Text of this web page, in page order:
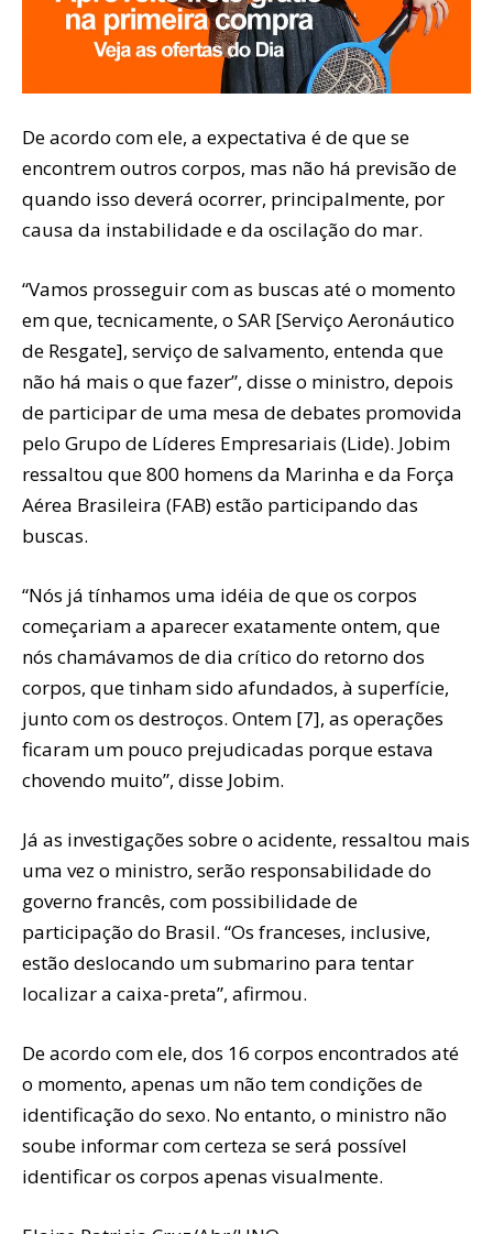
De acordo com ele, a expectativa é de que se
encontrem outros corpos, mas não há previsão de
quando isso deverá ocorrer, principalmente, por
causa da instabilidade e da oscilação do mar.
“Vamos prosseguir com as buscas até o momento
em que, tecnicamente, o SAR [Serviço Aeronáutico
de Resgate], serviço de salvamento, entenda que
não há mais o que fazer”, disse o ministro, depois
de participar de uma mesa de debates promovida
pelo Grupo de Líderes Empresariais (Lide). Jobim
ressaltou que 800 homens da Marinha e da Força
Aérea Brasileira (FAB) estão participando das
buscas.
“Nós já tínhamos uma idéia de que os corpos
começariam a aparecer exatamente ontem, que
nós chamávamos de dia crítico do retorno dos
corpos, que tinham sido afundados, à superfície,
junto com os destroços. Ontem [7], as operações
ficaram um pouco prejudicadas porque estava
chovendo muito”, disse Jobim.
Já as investigações sobre o acidente, ressaltou mais
uma vez o ministro, serão responsabilidade do
governo francês, com possibilidade de
participação do Brasil. “Os franceses, inclusive,
estão deslocando um submarino para tentar
localizar a caixa-preta”, afirmou.
De acordo com ele, dos 16 corpos encontrados até
o momento, apenas um não tem condições de
identificação do sexo. No entanto, o ministro não
soube informar com certeza se será possível
identificar os corpos apenas visualmente.